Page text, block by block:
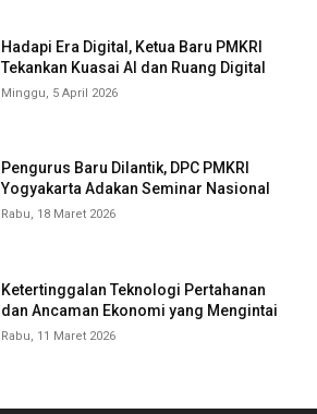
Hadapi Era Digital, Ketua Baru PMKRI
Tekankan Kuasai AI dan Ruang Digital
Minggu, 5 April 2026
Pengurus Baru Dilantik, DPC PMKRI
Yogyakarta Adakan Seminar Nasional
Rabu, 18 Maret 2026
Ketertinggalan Teknologi Pertahanan
dan Ancaman Ekonomi yang Mengintai
Rabu, 11 Maret 2026